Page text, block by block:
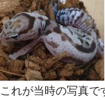
これが当時の写真で